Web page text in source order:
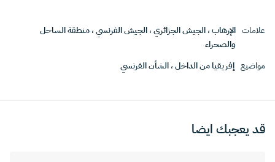
علامات الإرهاب،الجيش الجزائري،الجيش الفرنسي،منطقة الساحل
والصحراء
مواضيع إفريقيا من الداخل،الشأن الفرنسي
قد يعجبك ايضا